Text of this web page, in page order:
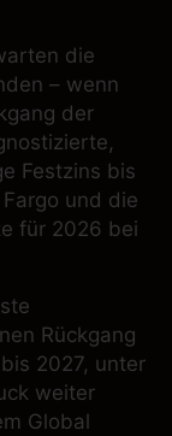
die
– wenn
der
Festzins bis
und die
für 2026 bei
Rückgang
2027, unter
weiter
Global